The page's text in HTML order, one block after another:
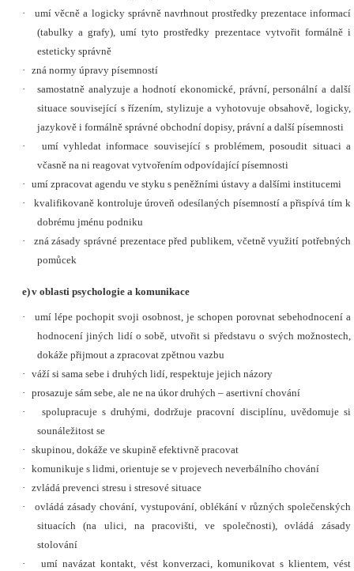
·
umí věcně a logicky správně navrhnout prostředky prezentace informací
(tabulky a grafy), umí tyto prostředky prezentace vytvořit formálně i
esteticky správně
· zná normy úpravy písemností
·
samostatně analyzuje a hodnotí ekonomické, právní, personální a další
situace související s řízením, stylizuje a vyhotovuje obsahově, logicky,
jazykově i formálně správné obchodní dopisy, právní a další písemnosti
·
umí vyhledat informace související s problémem, posoudit situaci a
včasně na ni reagovat vytvořením odpovídající písemnosti
· umí zpracovat agendu ve styku s peněžními ústavy a dalšími institucemi
·
kvalifikovaně kontroluje úroveň odesílaných písemností a přispívá tím k
dobrému jménu podniku
·
zná zásady správné prezentace před publikem, včetně využití potřebných
pomůcek
e)v oblasti psychologie a komunikace
·
umí lépe pochopit svoji osobnost, je schopen porovnat sebehodnocení a
hodnocení jiných lidí o sobě, utvořit si představu o svých možnostech,
dokáže přijmout a zpracovat zpětnou vazbu
· váží si sama sebe i druhých lidí, respektuje jejich názory
· prosazuje sám sebe, ale ne na úkor druhých – asertivní chování
·
spolupracuje s druhými, dodržuje pracovní disciplínu, uvědomuje si
sounáležitost se
· skupinou, dokáže ve skupině efektivně pracovat
· komunikuje s lidmi, orientuje se v projevech neverbálního chování
· zvládá prevenci stresu i stresové situace
·
ovládá zásady chování, vystupování, oblékání v různých společenských
situacích (na ulici, na pracovišti, ve společnosti), ovládá zásady
stolování
·
umí navázat kontakt, vést konverzaci, komunikovat s klientem, vést